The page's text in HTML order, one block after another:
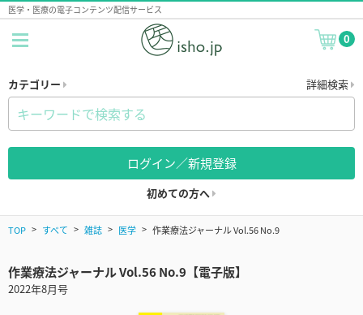
医学・医療の電子コンテンツ配信サービス
0
カテゴリー 詳細検索
ログイン／新規登録
初めての方へ
TOP すべて 雑誌 医学 作業療法ジャーナル Vol.56 No.9
作業療法ジャーナル Vol.56 No.9【電子版】
2022年8月号